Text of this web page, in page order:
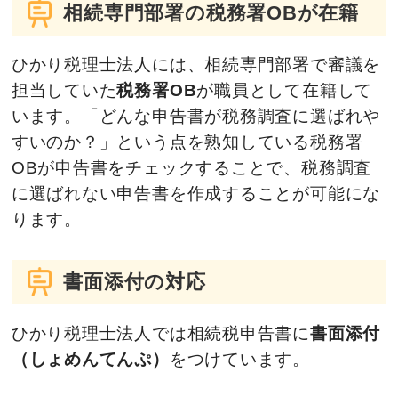
相続専門部署の税務署OBが在籍
ひかり税理士法人には、相続専門部署で審議を
担当していた税務署OBが職員として在籍して
います。「どんな申告書が税務調査に選ばれや
すいのか？」という点を熟知している税務署
OBが申告書をチェックすることで、税務調査
に選ばれない申告書を作成することが可能にな
ります。
書面添付の対応
ひかり税理士法人では相続税申告書に書面添付
（しょめんてんぷ）
をつけています。